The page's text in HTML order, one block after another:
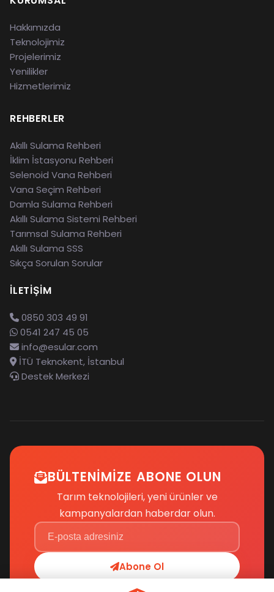
Hakkımızda
Teknolojimiz
Projelerimiz
Yenilikler
Hizmetlerimiz
REHBERLER
Akıllı Sulama Rehberi
İklim İstasyonu Rehberi
Selenoid Vana Rehberi
Vana Seçim Rehberi
Damla Sulama Rehberi
Akıllı Sulama Sistemi Rehberi
Tarımsal Sulama Rehberi
Akıllı Sulama SSS
Sıkça Sorulan Sorular
İLETIŞIM
0850 303 49 91
0541 247 45 05
info@esular.com
İTÜ Teknokent, İstanbul
Destek Merkezi
BÜLTENIMIZE ABONE OLUN
Tarım teknolojileri, yeni ürünler ve
kampanyalardan haberdar olun.
Abone Ol